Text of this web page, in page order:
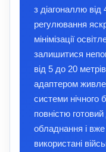
з діагоналлю
регулювання
мінімізації
залишитися
від 5 до 20
адаптером
системи нічного
повністю
обладнання і
використані